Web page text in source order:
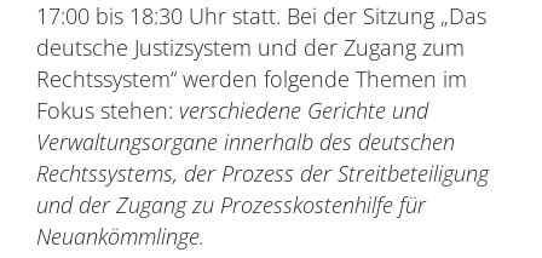
17:00 bis 18:30 Uhr statt. Bei der Sitzung „Das
deutsche Justizsystem und der Zugang zum
Rechtssystem“ werden folgende Themen im
Fokus stehen: verschiedene Gerichte und
Verwaltungsorgane innerhalb des deutschen
Rechtssystems, der Prozess der Streitbeteiligung
und der Zugang zu Prozesskostenhilfe für
Neuankömmlinge.